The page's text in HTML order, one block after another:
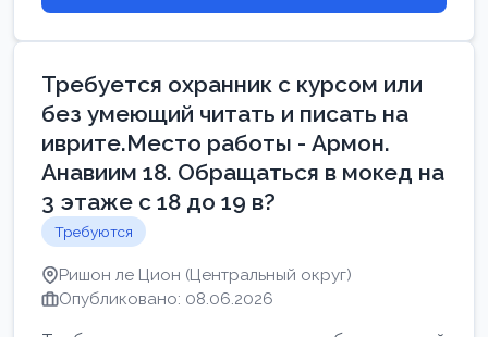
Требуется охранник с курсом или
без умеющий читать и писать на
иврите.Место работы - Армон.
Анавиим 18. Обращаться в мокед на
3 этаже с 18 до 19 в?
Требуются
Ришон ле Цион (Центральный округ)
Опубликовано: 08.06.2026